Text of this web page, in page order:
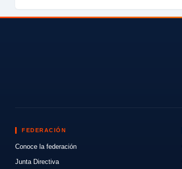
FEDERACIÓN
Conoce la federación
Junta Directiva